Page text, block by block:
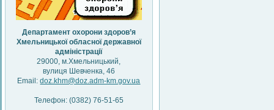
Департамент охорони здоров’я
Хмельницької обласної державної
адміністрації
29000, м.Хмельницький,
вулиця Шевченка, 46
Email:doz.khm@doz.adm-km.gov.ua
Телефон: (0382) 76-51-65